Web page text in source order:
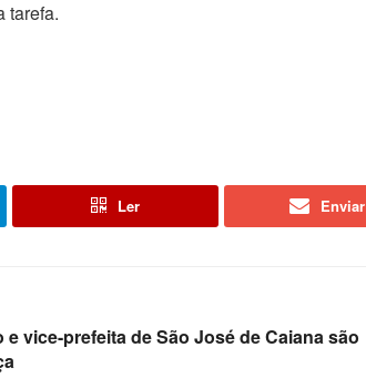
tarefa.
Ler Enviar
vice-prefeita de São José de Caiana são